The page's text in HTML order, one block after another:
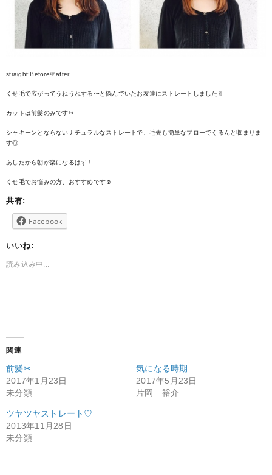
straight:Before☞after
くせ毛で広がってうねうねする〜と悩んでいたお友達にストレートしました✌︎
カットは前髪のみです✂︎
シャキーンとならないナチュラルなストレートで、毛先も簡単なブローでくるんと収まりま
す◎
あしたから朝が楽になるはず！
くせ毛でお悩みの方、おすすめです☺︎
共有:
Facebook
いいね:
読み込み中...
関連
前髪✂︎
2017年1月23日
未分類
気になる時期
2017年5月23日
片岡 裕介
ツヤツヤストレート♡
2013年11月28日
未分類